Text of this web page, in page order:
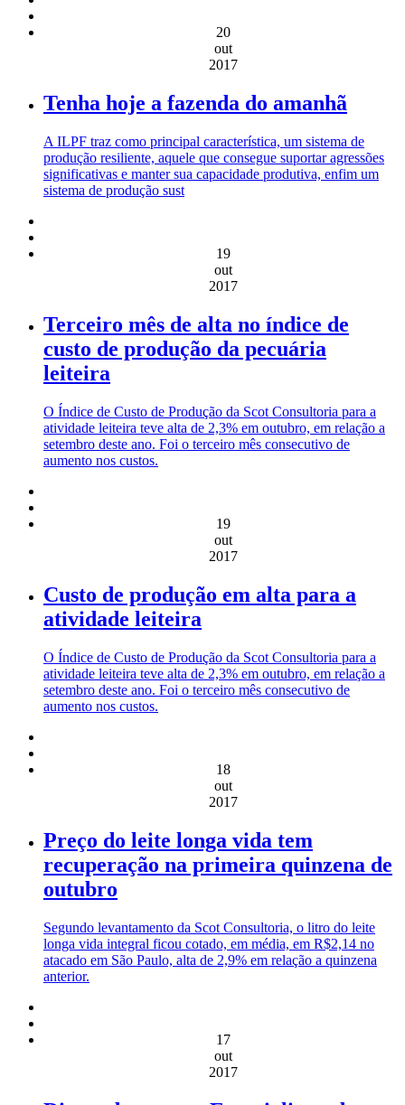
20
out
2017
Tenha hoje a fazenda do amanhã
A ILPF traz como principal característica, um sistema de
produção resiliente, aquele que consegue suportar agressões
significativas e manter sua capacidade produtiva, enfim um
sistema de produção sust
19
out
2017
Terceiro mês de alta no índice de
custo de produção da pecuária
leiteira
O Índice de Custo de Produção da Scot Consultoria para a
atividade leiteira teve alta de 2,3% em outubro, em relação a
setembro deste ano. Foi o terceiro mês consecutivo de
aumento nos custos.
19
out
2017
Custo de produção em alta para a
atividade leiteira
O Índice de Custo de Produção da Scot Consultoria para a
atividade leiteira teve alta de 2,3% em outubro, em relação a
setembro deste ano. Foi o terceiro mês consecutivo de
aumento nos custos.
18
out
2017
Preço do leite longa vida tem
recuperação na primeira quinzena de
outubro
Segundo levantamento da Scot Consultoria, o litro do leite
longa vida integral ficou cotado, em média, em R$2,14 no
atacado em São Paulo, alta de 2,9% em relação a quinzena
anterior.
17
out
2017